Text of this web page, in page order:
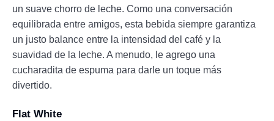
un suave chorro de leche. Como una conversación
equilibrada entre amigos, esta bebida siempre garantiza
un justo balance entre la intensidad del café y la
suavidad de la leche. A menudo, le agrego una
cucharadita de espuma para darle un toque más
divertido.
Flat White